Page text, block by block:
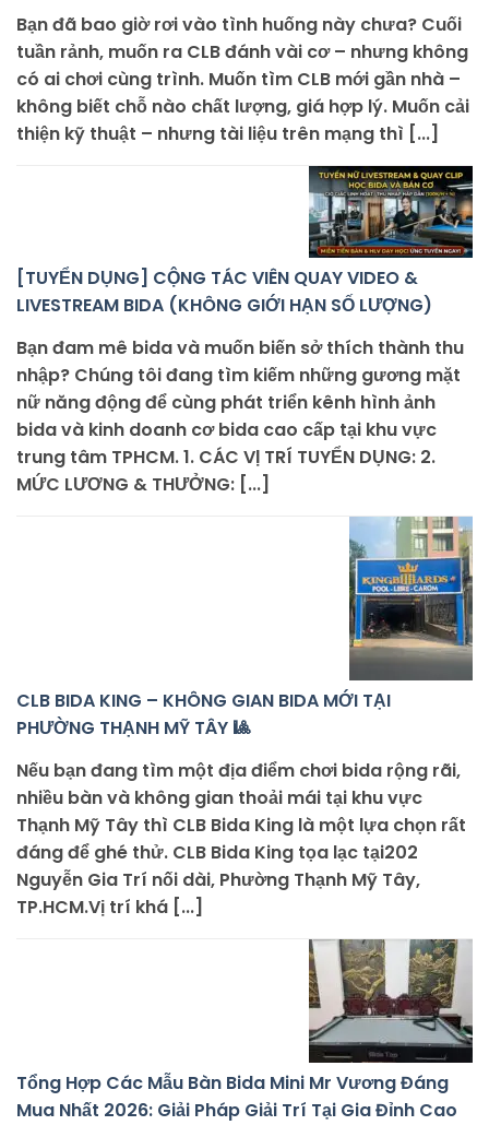
Bạn đã bao giờ rơi vào tình huống này chưa? Cuối
tuần rảnh, muốn ra CLB đánh vài cơ – nhưng không
có ai chơi cùng trình. Muốn tìm CLB mới gần nhà –
không biết chỗ nào chất lượng, giá hợp lý. Muốn cải
thiện kỹ thuật – nhưng tài liệu trên mạng thì [...]
[TUYỂN DỤNG] CỘNG TÁC VIÊN QUAY VIDEO &
LIVESTREAM BIDA (KHÔNG GIỚI HẠN SỐ LƯỢNG)
Bạn đam mê bida và muốn biến sở thích thành thu
nhập? Chúng tôi đang tìm kiếm những gương mặt
nữ năng động để cùng phát triển kênh hình ảnh
bida và kinh doanh cơ bida cao cấp tại khu vực
trung tâm TPHCM. 1. CÁC VỊ TRÍ TUYỂN DỤNG: 2.
MỨC LƯƠNG & THƯỞNG: [...]
CLB BIDA KING – KHÔNG GIAN BIDA MỚI TẠI
PHƯỜNG THẠNH MỸ TÂY 🎱
Nếu bạn đang tìm một địa điểm chơi bida rộng rãi,
nhiều bàn và không gian thoải mái tại khu vực
Thạnh Mỹ Tây thì CLB Bida King là một lựa chọn rất
đáng để ghé thử. CLB Bida King tọa lạc tại202
Nguyễn Gia Trí nối dài, Phường Thạnh Mỹ Tây,
TP.HCM.Vị trí khá [...]
Tổng Hợp Các Mẫu Bàn Bida Mini Mr Vương Đáng
Mua Nhất 2026: Giải Pháp Giải Trí Tại Gia Đỉnh Cao